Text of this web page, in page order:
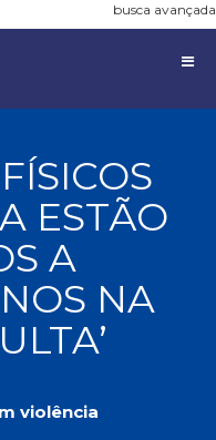
busca avançada
ESTÃO
A
NA
violência